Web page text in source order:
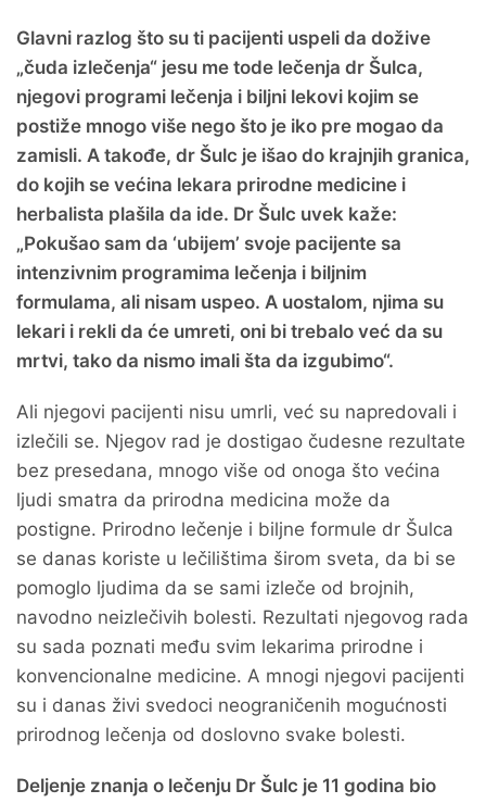
Glavni razlog što su ti pacijenti uspeli da dožive
„čuda izlečenja“ jesu me tode lečenja dr Šulca,
njegovi programi lečenja i biljni lekovi kojim se
postiže mnogo više nego što je iko pre mogao da
zamisli. A takođe, dr Šulc je išao do krajnjih granica,
do kojih se većina lekara prirodne medicine i
herbalista plašila da ide. Dr Šulc uvek kaže:
„Pokušao sam da ‘ubijem’ svoje pacijente sa
intenzivnim programima lečenja i biljnim
formulama, ali nisam uspeo. A uostalom, njima su
lekari i rekli da će umreti, oni bi trebalo već da su
mrtvi, tako da nismo imali šta da izgubimo“.
Ali njegovi pacijenti nisu umrli, već su napredovali i
izlečili se. Njegov rad je dostigao čudesne rezultate
bez presedana, mnogo više od onoga što većina
ljudi smatra da prirodna medicina može da
postigne. Prirodno lečenje i biljne formule dr Šulca
se danas koriste u lečilištima širom sveta, da bi se
pomoglo ljudima da se sami izleče od brojnih,
navodno neizlečivih bolesti. Rezultati njegovog rada
su sada poznati među svim lekarima prirodne i
konvencionalne medicine. A mnogi njegovi pacijenti
su i danas živi svedoci neograničenih mogućnosti
prirodnog lečenja od doslovno svake bolesti.
Deljenje znanja o lečenju Dr Šulc je 11 godina bio